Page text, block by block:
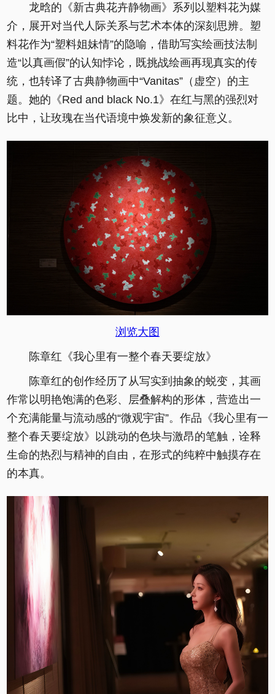
龙晗的《新古典花卉静物画》系列以塑料花为媒
介，展开对当代人际关系与艺术本体的深刻思辨。塑
料花作为“塑料姐妹情”的隐喻，借助写实绘画技法制
造“以真画假”的认知悖论，既挑战绘画再现真实的传
统，也转译了古典静物画中“Vanitas”（虚空）的主
题。她的《Red and black No.1》在红与黑的强烈对
比中，让玫瑰在当代语境中焕发新的象征意义。
浏览大图
陈章红《我心里有一整个春天要绽放》
陈章红的创作经历了从写实到抽象的蜕变，其画
作常以明艳饱满的色彩、层叠解构的形体，营造出一
个充满能量与流动感的“微观宇宙”。作品《我心里有一
整个春天要绽放》以跳动的色块与激昂的笔触，诠释
生命的热烈与精神的自由，在形式的纯粹中触摸存在
的本真。